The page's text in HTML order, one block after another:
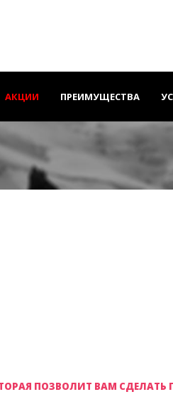
АКЦИИ ПРЕИМУЩЕСТВА
ПОЗВОЛИТ ВАМ СДЕЛАТЬ